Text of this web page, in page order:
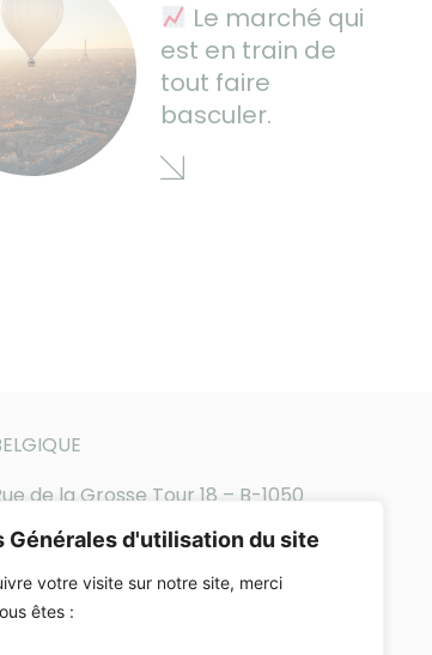
Générales d'utilisation du site
votre visite sur notre site, merci
êtes :
Le marché qui
est en train de
tout faire
basculer.
de la Grosse Tour 18 – B-1050
Bruxelles